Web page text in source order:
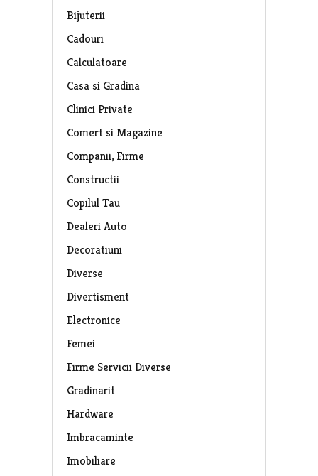
Bijuterii
Cadouri
Calculatoare
Casa si Gradina
Clinici Private
Comert si Magazine
Companii, Firme
Constructii
Copilul Tau
Dealeri Auto
Decoratiuni
Diverse
Divertisment
Electronice
Femei
Firme Servicii Diverse
Gradinarit
Hardware
Imbracaminte
Imobiliare